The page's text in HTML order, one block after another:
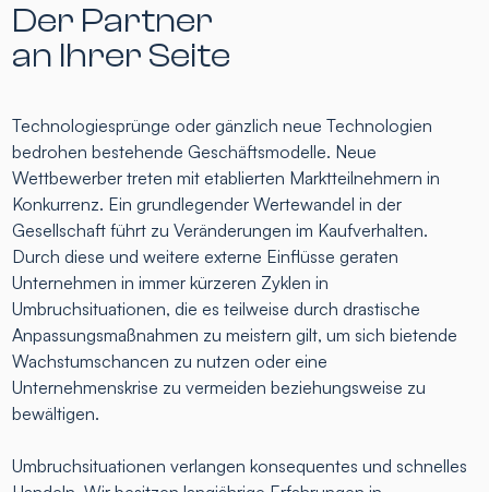
Der Partner
an Ihrer Seite
Technologiesprünge oder gänzlich neue Technologien
bedrohen bestehende Geschäftsmodelle. Neue
Wettbewerber treten mit etablierten Marktteilnehmern in
Konkurrenz. Ein grundlegender Wertewandel in der
Gesellschaft führt zu Veränderungen im Kaufverhalten.
Durch diese und weitere externe Einflüsse geraten
Unternehmen in immer kürzeren Zyklen in
Umbruchsituationen, die es teilweise durch drastische
Anpassungsmaßnahmen zu meistern gilt, um sich bietende
Wachstumschancen zu nutzen oder eine
Unternehmenskrise zu vermeiden beziehungsweise zu
bewältigen.
Umbruchsituationen verlangen konsequentes und schnelles